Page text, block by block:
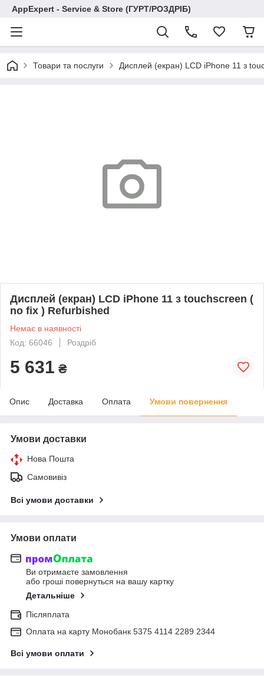
AppExpert - Service & Store (ГУРТ/РОЗДРІБ)
Товари та послуги Дисплей (екран) LCD iPhone 11 з
Дисплей (екран) LCD iPhone 11 з touchscreen (
no fix ) Refurbished
Немає в наявності
Код: 66046
Роздріб
5 631 ₴
Опис Доставка Оплата Умови повернення
Умови доставки
Нова Пошта
Самовивіз
Всі умови доставки
Умови оплати
Ви отримаєте замовлення
або гроші повернуться на вашу картку
Детальніше
Післяплата
Оплата на карту Монобанк 5375 4114 2289 2344
Всі умови оплати